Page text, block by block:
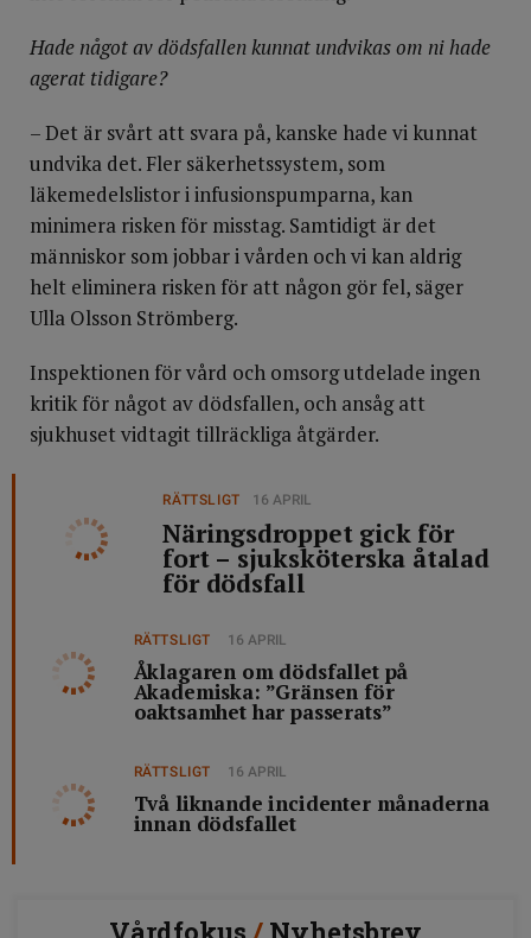
Hade något av dödsfallen kunnat undvikas om ni hade
agerat tidigare?
– Det är svårt att svara på, kanske hade vi kunnat
undvika det. Fler säkerhetssystem, som
läkemedelslistor i infusionspumparna, kan
minimera risken för misstag. Samtidigt är det
människor som jobbar i vården och vi kan aldrig
helt eliminera risken för att någon gör fel, säger
Ulla Olsson Strömberg.
Inspektionen för vård och omsorg utdelade ingen
kritik för något av dödsfallen, och ansåg att
sjukhuset vidtagit tillräckliga åtgärder.
RÄTTSLIGT 16 APRIL
Näringsdroppet gick för
fort – sjuksköterska åtalad
för dödsfall
RÄTTSLIGT 16 APRIL
Åklagaren om dödsfallet på
Akademiska: ”Gränsen för
oaktsamhet har passerats”
RÄTTSLIGT 16 APRIL
Två liknande incidenter månaderna
innan dödsfallet